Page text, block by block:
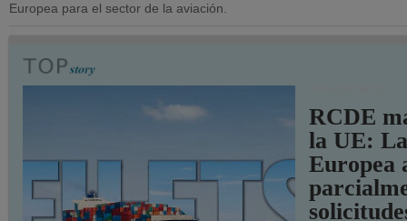
Europea para el sector de la aviación.
RCDE
la UE:
Europea